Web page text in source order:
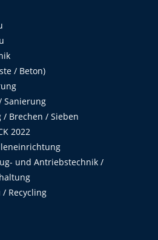
/ Beton)
Sanierung
Brechen / Sieben
2022
und Antriebstechnik /
Recycling